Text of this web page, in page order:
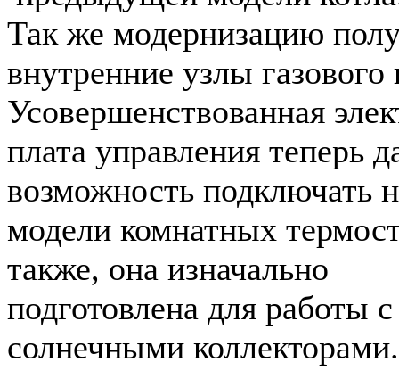
Так же модернизацию
внутренние узлы газового
Усовершенствованная
плата управления теперь
возможность подключать
модели комнатных
также, она изначально
подготовлена для работы с
солнечными